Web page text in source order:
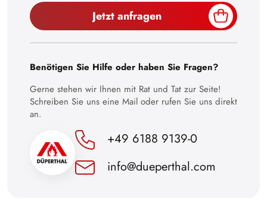
30
Jetzt anfragen
Benötigen Sie Hilfe oder haben Sie Fragen?
Gerne stehen wir Ihnen mit Rat und Tat zur Seite!
Schreiben Sie uns eine Mail oder rufen Sie uns direkt
an.
+49 6188 9139-0
info@dueperthal.com